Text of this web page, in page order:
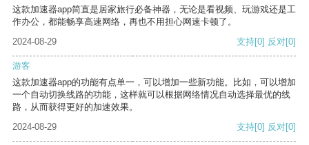
这款加速器app简直是居家旅行必备神器，无论是看视频、玩游戏还是工
作办公，都能畅享高速网络，再也不用担心网速卡顿了。
2024-08-29
支持[0] 反对[0]
游客
这款加速器app的功能有点单一，可以增加一些新功能。比如，可以增加
一个自动切换线路的功能，这样就可以根据网络情况自动选择最优的线
路，从而获得更好的加速效果。
2024-08-29
支持[0] 反对[0]